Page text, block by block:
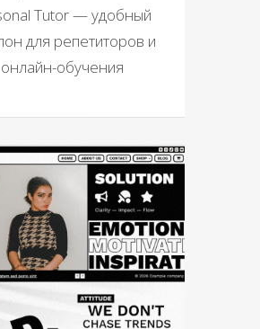
Tutor — удобный
для репетиторов и
онлайн-обучения